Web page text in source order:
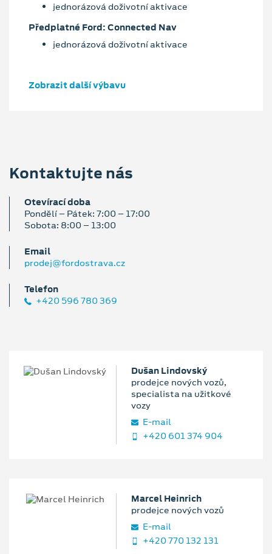
jednorázová doživotní aktivace
Předplatné Ford: Connected Nav
jednorázová doživotní aktivace
Zobrazit další výbavu
Kontaktujte nás
Otevírací doba
Pondělí – Pátek: 7:00 – 17:00
Sobota: 8:00 – 13:00
Email
prodej@fordostrava.cz
Telefon
+420 596 780 369
Dušan Lindovský
prodejce nových vozů,
specialista na užitkové
vozy
E‑mail
+420 601 374 904
Marcel Heinrich
prodejce nových vozů
E‑mail
+420 770 132 131